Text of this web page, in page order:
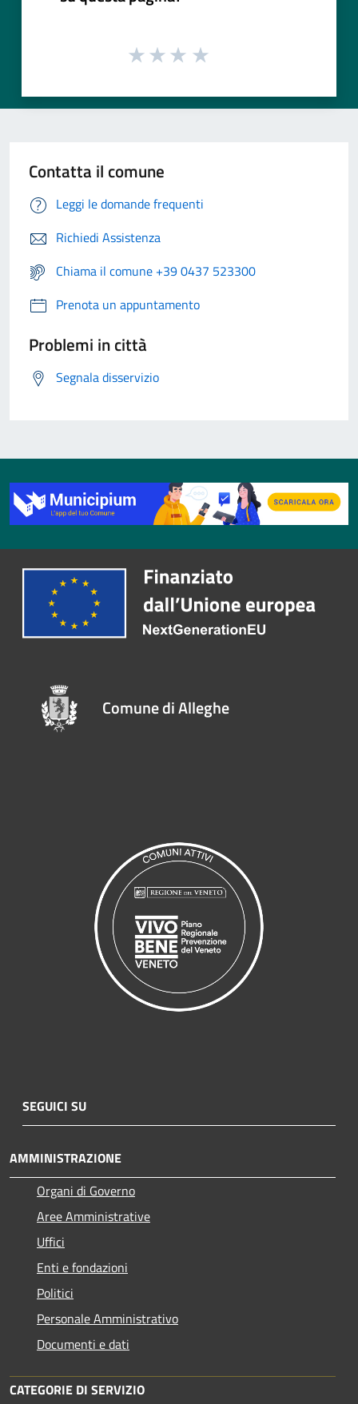
Contatta il comune
Leggi le domande frequenti
Richiedi Assistenza
Chiama il comune +39 0437 523300
Prenota un appuntamento
Problemi in città
Segnala disservizio
Comune di Alleghe
SEGUICI SU
AMMINISTRAZIONE
Organi di Governo
Aree Amministrative
Uffici
Enti e fondazioni
Politici
Personale Amministrativo
Documenti e dati
CATEGORIE DI SERVIZIO